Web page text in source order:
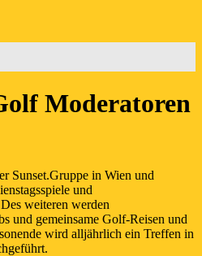
Moderatoren
Sunset.Gruppe in Wien und
und
weiteren werden
und gemeinsame Golf-Reisen und
wird alljährlich ein Treffen in